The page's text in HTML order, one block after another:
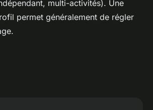
multi-activités). Une
permet généralement de régler